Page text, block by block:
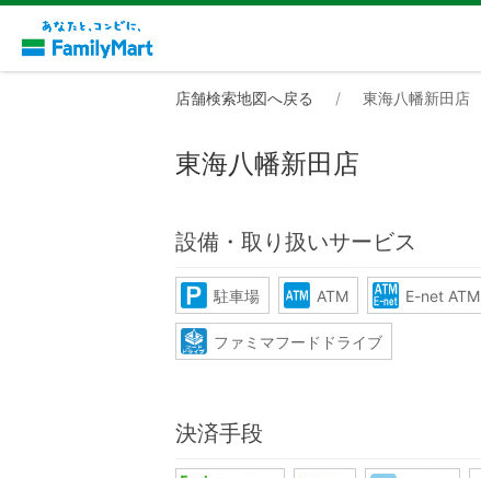
店舗検索地図へ戻る 東海八幡新田店
東海八幡新田店
設備・取り扱いサービス
駐車場 ATM E-net ATM
ファミマフードドライブ
決済手段